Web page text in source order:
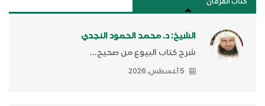
الشيخ: د. محمد الحمود النجدي
شرح كتاب البيوع من صحيح...
5 أغسطس, 2026